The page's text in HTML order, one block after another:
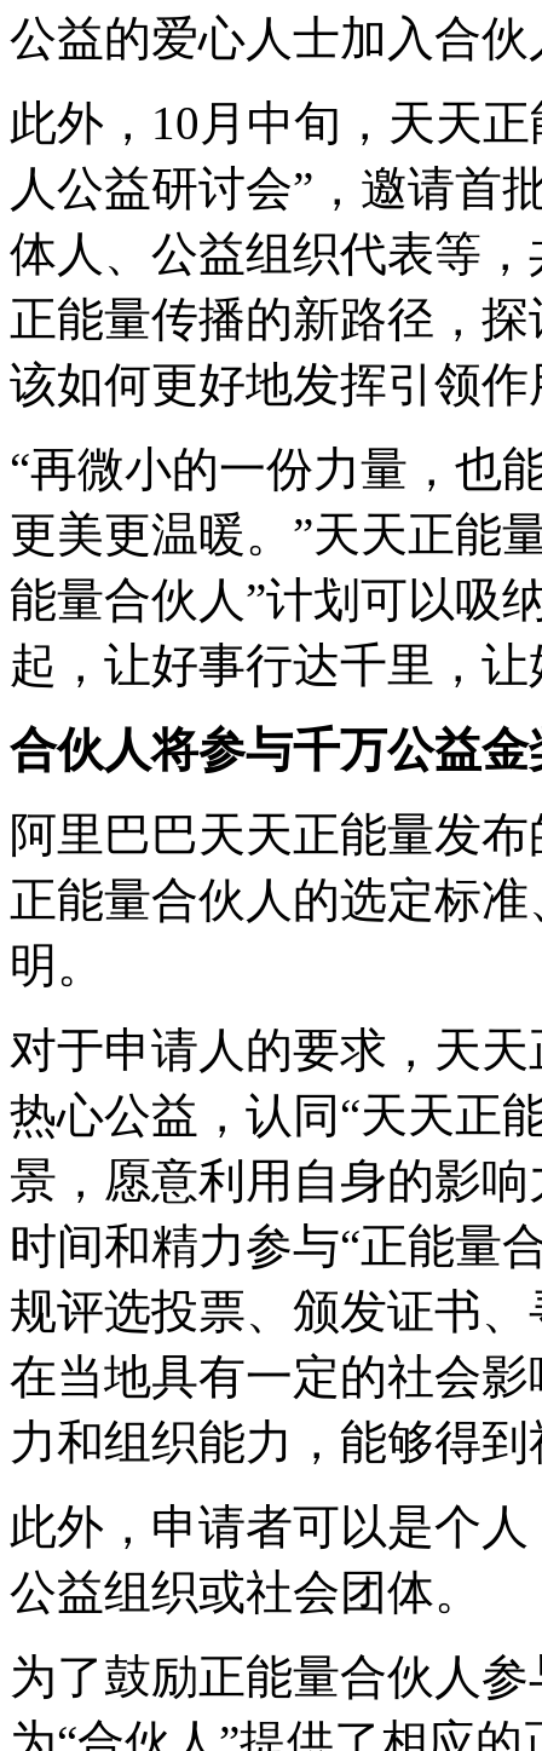
公益的爱心人士加入合
此外，10月中旬，天天
人公益研讨会”，邀请首
体人、公益组织代表等
正能量传播的新路径，
该如何更好地发挥引领作
“再微小的一份力量，也
更美更温暖。”天天正能
能量合伙人”计划可以吸
起，让好事行达千里，
合伙人将参与千万公益
阿里巴巴天天正能量发
正能量合伙人的选定标
明。
对于申请人的要求，天
热心公益，认同“天天正
景，愿意利用自身的影
时间和精力参与“正能量
规评选投票、颁发证书
在当地具有一定的社会
力和组织能力，能够得
此外，申请者可以是个
公益组织或社会团体。
为了鼓励正能量合伙人